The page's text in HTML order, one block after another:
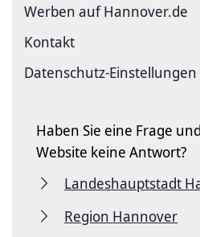
Werben auf Hannover.de
Kontakt
Datenschutz-Einstellungen
Haben Sie eine Frage
Website keine Antwort?
Landeshauptstadt
Region Hannover